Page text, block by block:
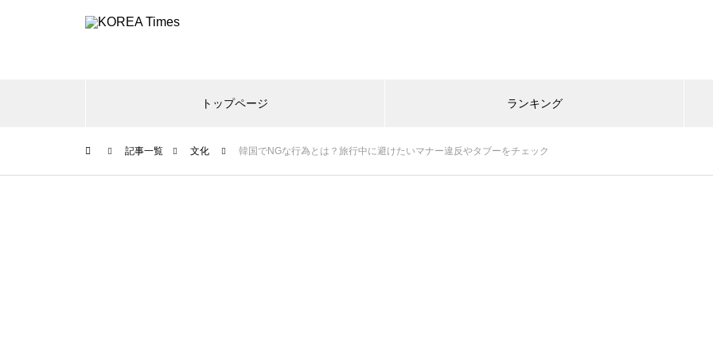
トップページ ランキング
記事一覧 文化 韓国でNGな行為とは？旅行中に避けたいマナー違反やタブーをチェック